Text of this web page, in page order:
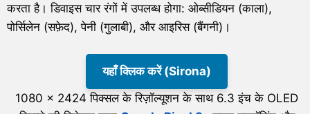
करता है। डिवाइस चार रंगों में उपलब्ध होगा: ओब्सीडियन (काला),
पोर्सिलेन (सफ़ेद), पेनी (गुलाबी), और आइरिस (बैंगनी)।
यहाँ क्लिक करें (Sirona)
1080 x 2424 पिक्सल के रिज़ॉल्यूशन के साथ 6.3 इंच के OLED